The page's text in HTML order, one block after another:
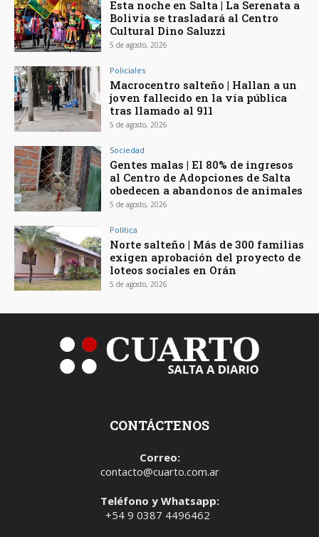
Esta noche en Salta | La Serenata a
Bolivia se trasladará al Centro
Cultural Dino Saluzzi
5 de agosto, 2026
Policiales
Macrocentro salteño | Hallan a un
joven fallecido en la vía pública
tras llamado al 911
5 de agosto, 2026
Sociedad
Gentes malas | El 80% de ingresos
al Centro de Adopciones de Salta
obedecen a abandonos de animales
5 de agosto, 2026
Política
Norte salteño | Más de 300 familias
exigen aprobación del proyecto de
loteos sociales en Orán
5 de agosto, 2026
CONTÁCTENOS
Correo:
contacto@cuarto.com.ar
Teléfono y Whatsapp:
+54 9 0387 4496462